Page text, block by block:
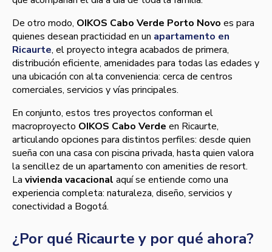
De otro modo, OIKOS Cabo Verde Porto Novo es para
quienes desean practicidad en un apartamento en
Ricaurte, el proyecto integra acabados de primera,
distribución eficiente, amenidades para todas las edades y
una ubicación con alta conveniencia: cerca de centros
comerciales, servicios y vías principales.
En conjunto, estos tres proyectos conforman el
macroproyecto OIKOS Cabo Verde en Ricaurte,
articulando opciones para distintos perfiles: desde quien
sueña con una casa con piscina privada, hasta quien valora
la sencillez de un apartamento con amenities de resort.
La vivienda vacacional aquí se entiende como una
experiencia completa: naturaleza, diseño, servicios y
conectividad a Bogotá.
¿Por qué Ricaurte y por qué ahora?